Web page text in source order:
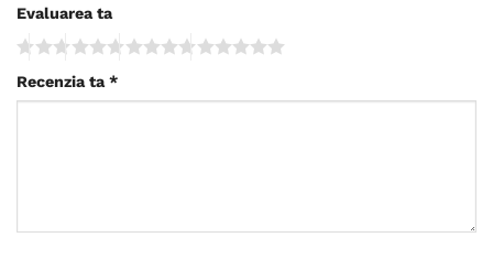
Evaluarea ta
Recenzia ta *